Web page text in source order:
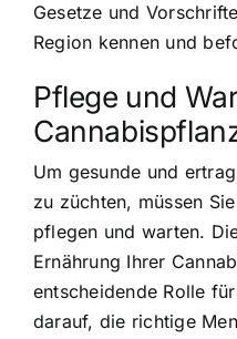
Gesetze und
Region kennen und
Pflege und
Um gesunde und
zu züchten, müssen
pflegen und warten.
Ernährung Ihrer
entscheidende Rolle
darauf, die richtige